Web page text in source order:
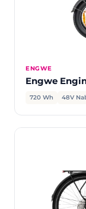
ENGWE
Engwe
720 Wh 48V